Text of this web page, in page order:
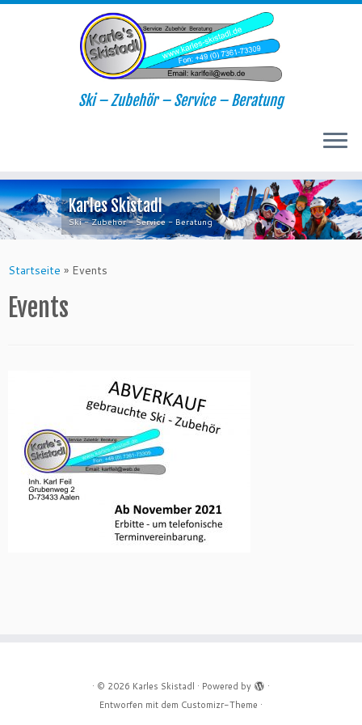
Zum
Inhalt
springen
Ski – Zubehör – Service – Beratung
Karles Skistadl
Ski - Zubehör - Service - Beratung
Startseite » Events
Events
· © 2026 Karles Skistadl · Powered by
·
Entworfen mit dem Customizr-Theme ·